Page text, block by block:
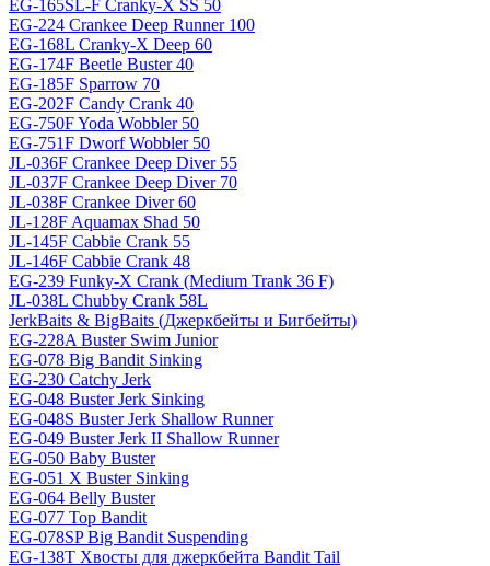
EG-165SL-F Cranky-X SS 50
EG-224 Crankee Deep Runner 100
EG-168L Cranky-X Deep 60
EG-174F Beetle Buster 40
EG-185F Sparrow 70
EG-202F Candy Crank 40
EG-750F Yoda Wobbler 50
EG-751F Dworf Wobbler 50
JL-036F Crankee Deep Diver 55
JL-037F Crankee Deep Diver 70
JL-038F Crankee Diver 60
JL-128F Aquamax Shad 50
JL-145F Cabbie Crank 55
JL-146F Cabbie Crank 48
EG-239 Funky-X Crank (Medium Trank 36 F)
JL-038L Chubby Crank 58L
JerkBaits & BigBaits (Джеркбейты и Бигбейты)
EG-228A Buster Swim Junior
EG-078 Big Bandit Sinking
EG-230 Catchy Jerk
EG-048 Buster Jerk Sinking
EG-048S Buster Jerk Shallow Runner
EG-049 Buster Jerk II Shallow Runner
EG-050 Baby Buster
EG-051 X Buster Sinking
EG-064 Belly Buster
EG-077 Top Bandit
EG-078SP Big Bandit Suspending
EG-138T Хвосты для джеркбейта Bandit Tail